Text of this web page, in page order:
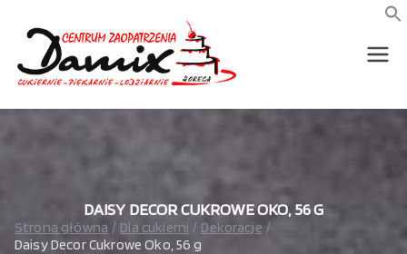
treści
wszystko
dla
gastrono
wszystko dla piekarni,
DAISY DECOR CUKROWE OKO, 56 G
Strona główna Dla cukierni
Dekoracje
Daisy Decor Cukrowe Oko, 56 g